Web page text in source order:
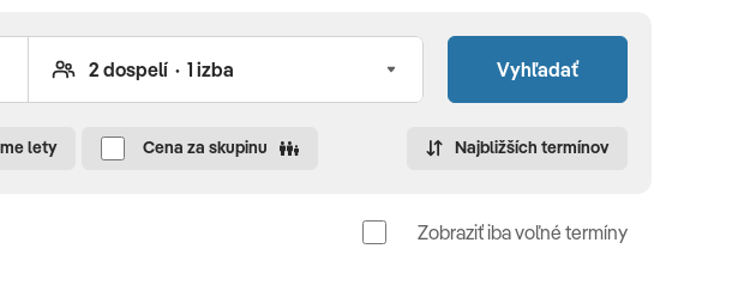
Vyhľadať
lety Cena za skupinu Najbližších termínov
Zobraziť iba voľné termíny